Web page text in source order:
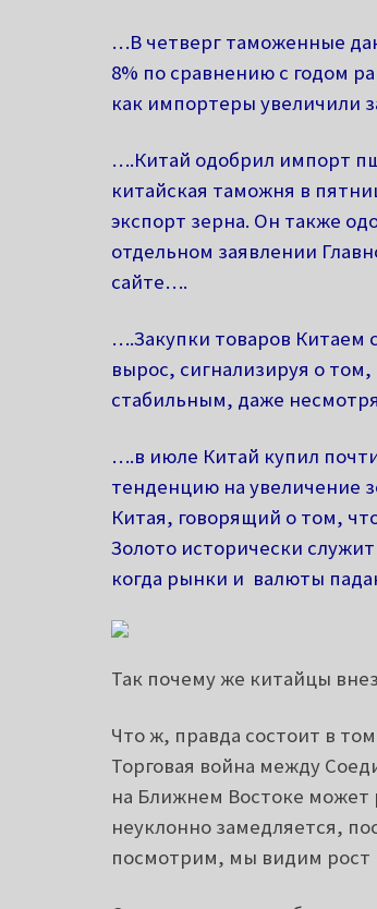
…В четверг таможенные
8% по сравнению с годом
как импортеры увеличили
….Китай одобрил импорт
китайская таможня в
экспорт зерна. Он также
отдельном заявлении
сайте….
….Закупки товаров Китаем
вырос, сигнализируя о
стабильным, даже
….в июле Китай купил
тенденцию на увеличение
Китая, говорящий о том,
Золото исторически
когда рынки и валюты
Так почему же китайцы
Что ж, правда состоит в
Торговая война между
на Ближнем Востоке может
неуклонно замедляется,
посмотрим, мы видим рост